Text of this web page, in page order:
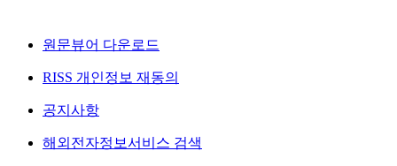
원문뷰어 다운로드
RISS 개인정보 재동의
공지사항
해외전자정보서비스 검색